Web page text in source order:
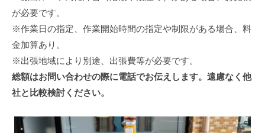
が必要です。
※作業日の指定、作業開始時間の指定や制限がある場合、料
金加算あり。
※出張地域により別途、出張費等が必要です。
総額はお問い合わせの際に電話でお伝えします。遠慮なく他
社と比較検討ください。